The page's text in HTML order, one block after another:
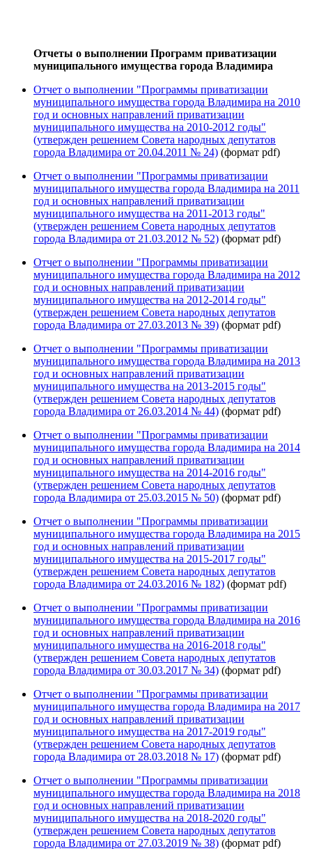
Отчеты о выполнении Программ приватизации
муниципального имущества города Владимира
Отчет о выполнении "Программы приватизации
муниципального имущества города Владимира на 2010
год и основных направлений приватизации
муниципального имущества на 2010-2012 годы"
(утвержден решением Совета народных депутатов
города Владимира от 20.04.2011 № 24) (формат pdf)
Отчет о выполнении "Программы приватизации
муниципального имущества города Владимира на 2011
год и основных направлений приватизации
муниципального имущества на 2011-2013 годы"
(утвержден решением Совета народных депутатов
города Владимира от 21.03.2012 № 52) (формат pdf)
Отчет о выполнении "Программы приватизации
муниципального имущества города Владимира на 2012
год и основных направлений приватизации
муниципального имущества на 2012-2014 годы"
(утвержден решением Совета народных депутатов
города Владимира от 27.03.2013 № 39) (формат pdf)
Отчет о выполнении "Программы приватизации
муниципального имущества города Владимира на 2013
год и основных направлений приватизации
муниципального имущества на 2013-2015 годы"
(утвержден решением Совета народных депутатов
города Владимира от 26.03.2014 № 44) (формат pdf)
Отчет о выполнении "Программы приватизации
муниципального имущества города Владимира на 2014
год и основных направлений приватизации
муниципального имущества на 2014-2016 годы"
(утвержден решением Совета народных депутатов
города Владимира от 25.03.2015 № 50) (формат pdf)
Отчет о выполнении "Программы приватизации
муниципального имущества города Владимира на 2015
год и основных направлений приватизации
муниципального имущества на 2015-2017 годы"
(утвержден решением Совета народных депутатов
города Владимира от 24.03.2016 № 182) (формат pdf)
Отчет о выполнении "Программы приватизации
муниципального имущества города Владимира на 2016
год и основных направлений приватизации
муниципального имущества на 2016-2018 годы"
(утвержден решением Совета народных депутатов
города Владимира от 30.03.2017 № 34) (формат pdf)
Отчет о выполнении "Программы приватизации
муниципального имущества города Владимира на 201 7
год и основных направлений приватизации
муниципального имущества на 201 7-2019 годы"
(утвержден решением Совета народных депутатов
города Владимира от 28.03.2018 № 17) (формат pdf)
Отчет о выполнении "Программы приватизации
муниципального имущества города Владимира на 2018
год и основных направлений приватизации
муниципального имущества на 2018-2020 годы"
(утвержден решением Совета народных депутатов
города Владимира от 27.03.2019 № 38) (формат pdf)